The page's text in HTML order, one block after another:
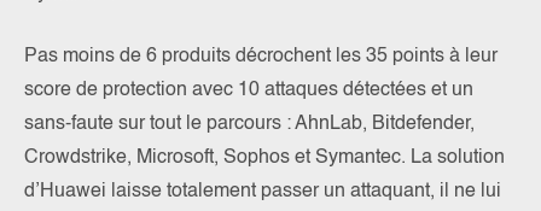
Pas moins de 6 produits décrochent les 35 points à leur
score de protection avec 10 attaques détectées et un
sans-faute sur tout le parcours : AhnLab, Bitdefender,
Crowdstrike, Microsoft, Sophos et Symantec. La solution
d’Huawei laisse totalement passer un attaquant, il ne lui